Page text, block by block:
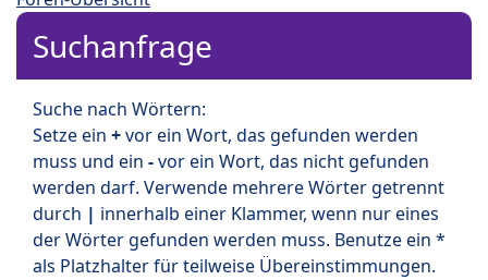
Suchanfrage
Suche nach Wörtern:
Setze ein +vor ein Wort, das gefunden werden
muss und ein -vor ein Wort, das nicht gefunden
werden darf. Verwende mehrere Wörter getrennt
durch | innerhalb einer Klammer, wenn nur eines
der Wörter gefunden werden muss. Benutze ein *
als Platzhalter für teilweise Übereinstimmungen.